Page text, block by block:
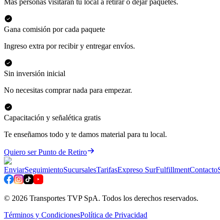
Más personas visitarán tu local a retirar o dejar paquetes.
Gana comisión por cada paquete
Ingreso extra por recibir y entregar envíos.
Sin inversión inicial
No necesitas comprar nada para empezar.
Capacitación y señalética gratis
Te enseñamos todo y te damos material para tu local.
Quiero ser Punto de Retiro
EnviarSeguimientoSucursalesTarifasExpreso SurFulfillmentContacto
© 2026 Transportes TVP SpA. Todos los derechos reservados.
Términos y CondicionesPolítica de Privacidad